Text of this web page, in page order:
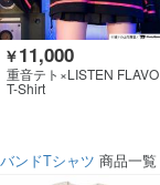
￥11,000
重音テト×LISTEN FLAVO
R
T-Shirt
バンドTシャツ 商品一覧